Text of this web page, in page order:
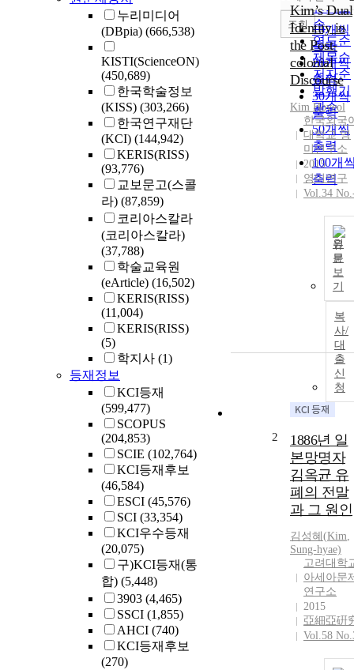
누리미디어
(DBpia) (666,538)
KISTI(ScienceON)
(450,689)
한국학술정보
(KISS) (303,266)
한국연구재단
(KCI) (144,942)
KERIS(RISS)
(93,776)
교보문고(스콜
라) (87,859)
코리아스칼라
(코리아스칼라)
(37,788)
학술교육원
(eArticle) (16,502)
KERIS(RISS)
(11,004)
KERIS(RISS)
(5)
학지사 (1)
등재정보
KCI등재
(599,477)
SCOPUS
(204,853)
SCIE (102,764)
KCI등재후보
(46,584)
ESCI (45,576)
SCI (33,354)
KCI우수등재
(20,075)
구)KCI등재(통
합) (5,448)
3903 (4,465)
SSCI (1,855)
AHCI (740)
KCI등재후보
(270)
인기도
순
연도순
제목순
저자순
발행기
관순
10개씩
출력
20개씩
출력
30개씩
출력
50개씩
출력
100개
출력
조회
Kim’s Dual
Identity in
the Post-
colonial
Discourse
Kim Hoyeol
한국외국
대학교 영
미연구소
2015
영미연구
Vol.34
원
문
보
기
복
사/
대
출
신
청
2
1886년 일
본망명자
김옥균 유
폐의 전말
과 그 원인
김성혜(Kim,
Sung-hyae)
고려대학
아세아문
연구소
2015
亞細亞硏
Vol.58